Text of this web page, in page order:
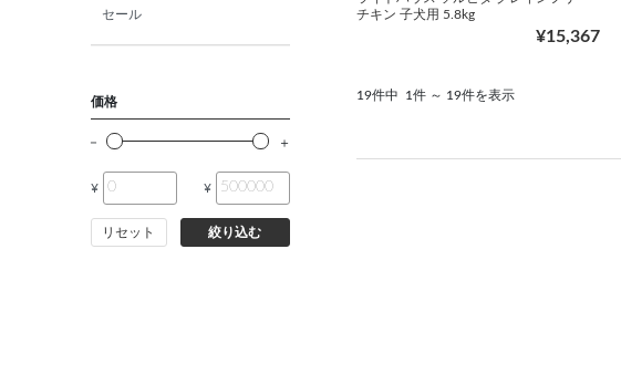
セール
価格
¥ ¥
リセット 絞り込む
チキン 子犬用 5.8kg
¥15,367
19件中 1件 ～ 19件を表示